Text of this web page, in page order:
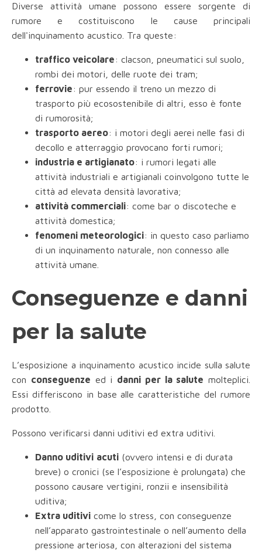
Diverse attività umane possono essere sorgente di
rumore e costituiscono le cause principali
dell'inquinamento acustico. Tra queste:
traffico veicolare: clacson, pneumatici sul suolo,
rombi dei motori, delle ruote dei tram;
ferrovie: pur essendo il treno un mezzo di
trasporto più ecosostenibile di altri, esso è fonte
di rumorosità;
trasporto aereo: i motori degli aerei nelle fasi di
decollo e atterraggio provocano forti rumori;
industria e artigianato: i rumori legati alle
attività industriali e artigianali coinvolgono tutte le
città ad elevata densità lavorativa;
attività commerciali: come bar o discoteche e
attività domestica;
fenomeni meteorologici: in questo caso parliamo
di un inquinamento naturale, non connesso alle
attività umane.
Conseguenze e danni
per la salute
L’esposizione a inquinamento acustico incide sulla salute
con conseguenze ed i danni per la salute molteplici.
Essi differiscono in base alle caratteristiche del rumore
prodotto.
Possono verificarsi danni uditivi ed extra uditivi.
Danno uditivi acuti (ovvero intensi e di durata
breve) o cronici (se l’esposizione è prolungata) che
possono causare vertigini, ronzii e insensibilità
uditiva;
Extra uditivi come lo stress, con conseguenze
nell’apparato gastrointestinale o nell’aumento della
pressione arteriosa, con alterazioni del sistema